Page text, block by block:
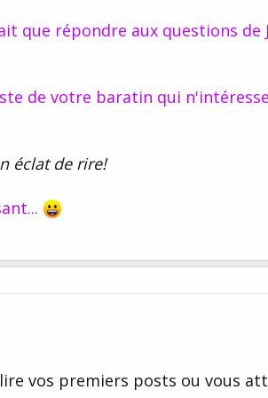
que répondre aux questions de
de votre baratin qui
éclat de rire!
vos premiers posts ou vous